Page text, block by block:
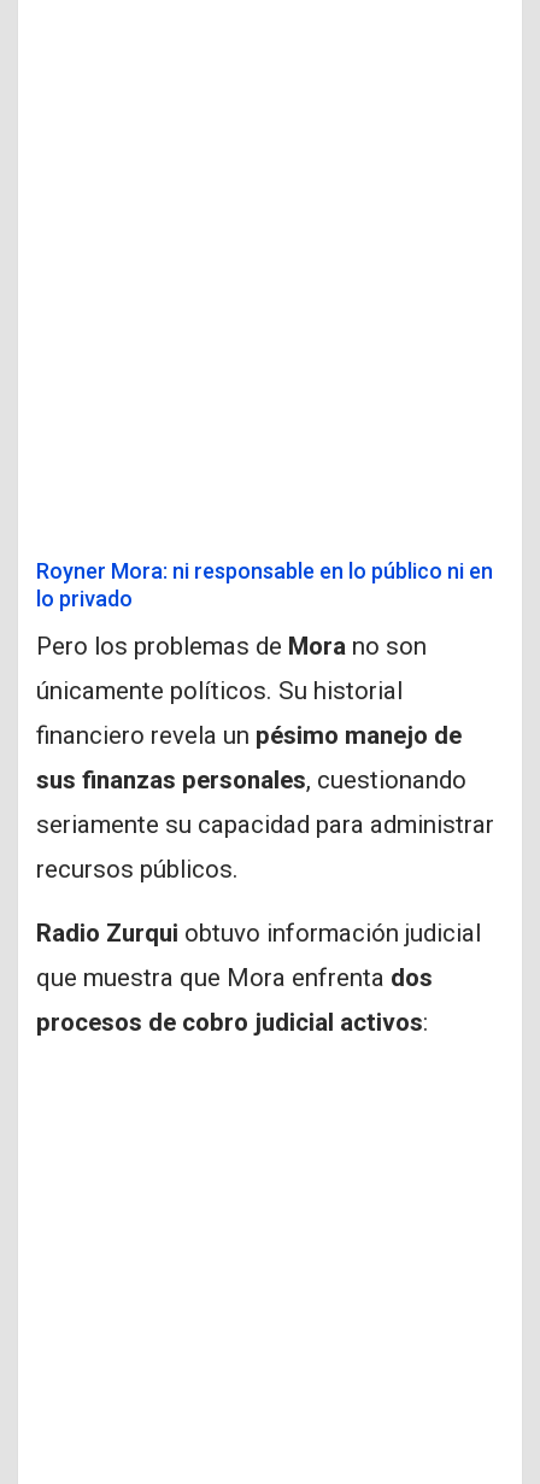
Royner Mora: ni responsable en lo público ni en
lo privado
Pero los problemas de Mora no son
únicamente políticos. Su historial
financiero revela un pésimo manejo de
sus finanzas personales, cuestionando
seriamente su capacidad para administrar
recursos públicos.
Radio Zurqui obtuvo información judicial
que muestra que Mora enfrenta dos
procesos de cobro judicial activos: